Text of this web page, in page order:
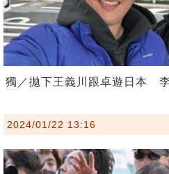
獨／拋下王義川跟卓遊日本
2024/01/22 13:16